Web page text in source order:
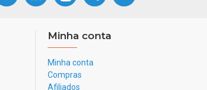
Minha conta
Minha conta
Compras
Afiliados